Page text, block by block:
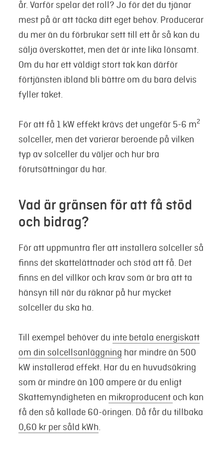
år. Varför spelar det roll? Jo för det du tjänar
mest på är att täcka ditt eget behov. Producerar
du mer än du förbrukar sett till ett år så kan du
sälja överskottet, men det är inte lika lönsamt.
Om du har ett väldigt stort tak kan därför
förtjänsten ibland bli bättre om du bara delvis
fyller taket.
För att få 1 kW effekt krävs det ungefär 5-6 m2
solceller, men det varierar beroende på vilken
typ av solceller du väljer och hur bra
förutsättningar du har.
Vad är gränsen för att få stöd
och bidrag?
För att uppmuntra fler att installera solceller så
finns det skattelättnader och stöd att få. Det
finns en del villkor och krav som är bra att ta
hänsyn till när du räknar på hur mycket
solceller du ska ha.
Till exempel behöver du inte betala energiskatt
om din solcellsanläggning har mindre än 500
kW installerad effekt. Har du en huvudsäkring
som är mindre än 100 ampere är du enligt
Skattemyndigheten en mikroproducent och kan
få den så kallade 60-öringen. Då får du tillbaka
0,60 kr per såld kWh.